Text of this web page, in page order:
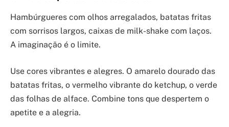
Hambúrgueres com olhos arregalados, batatas fritas
com sorrisos largos, caixas de milk-shake com laços.
A imaginação é o limite.
Use cores vibrantes e alegres. O amarelo dourado das
batatas fritas, o vermelho vibrante do ketchup, o verde
das folhas de alface. Combine tons que despertem o
apetite e a alegria.